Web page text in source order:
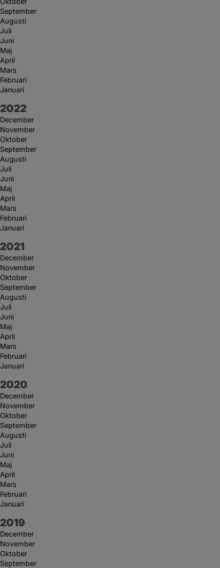
September
Augusti
Juli
Juni
Maj
April
Mars
Februari
Januari
År:
2022
December
November
Oktober
September
Augusti
Juli
Juni
Maj
April
Mars
Februari
Januari
År:
2021
December
November
Oktober
September
Augusti
Juli
Juni
Maj
April
Mars
Februari
Januari
År:
2020
December
November
Oktober
September
Augusti
Juli
Juni
Maj
April
Mars
Februari
Januari
År:
2019
December
November
Oktober
September